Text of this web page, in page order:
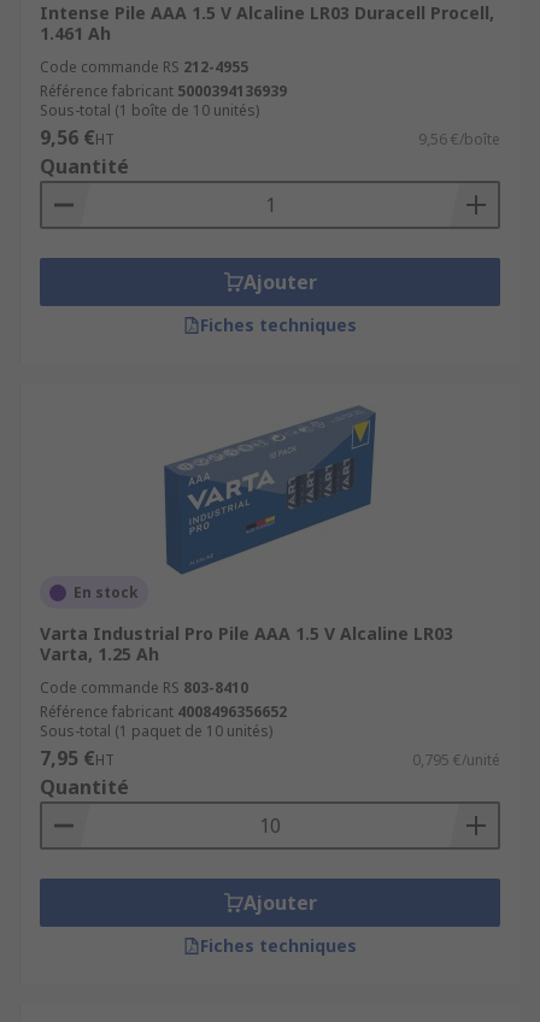
Intense Pile AAA 1.5 V Alcaline LR03 Duracell Procell,
1.461 Ah
Code commande RS 212-4955
Référence fabricant 5000394136939
Sous-total (1 boîte de 10 unités)
9,56 €HT 9,56 €/boîte
Quantité
Ajouter
Fiches techniques
En stock
Varta Industrial Pro Pile AAA 1.5 V Alcaline LR03
Varta, 1.25 Ah
Code commande RS 803-8410
Référence fabricant 4008496356652
Sous-total (1 paquet de 10 unités)
7,95 €HT 0,795 €/unité
Quantité
Ajouter
Fiches techniques